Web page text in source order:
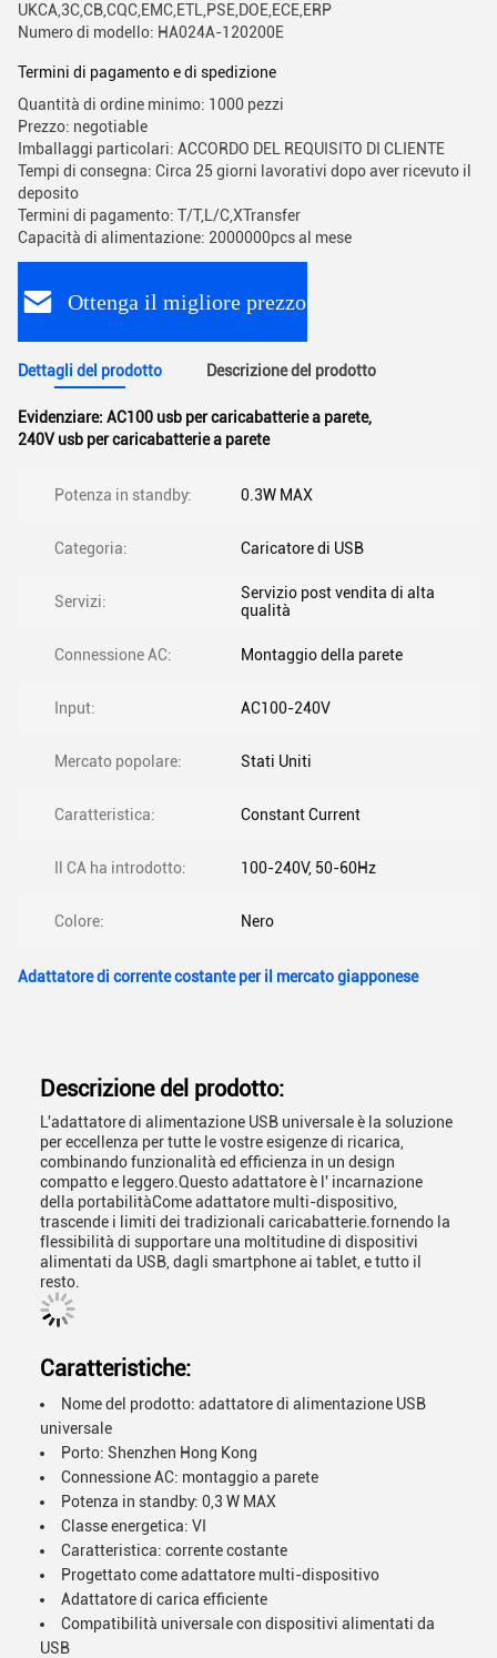
UKCA,3C,CB,CQC,EMC,ETL,PSE,DOE,ECE,ERP
Numero di modello: HA024A-120200E
Termini di pagamento e di spedizione
Quantità di ordine minimo: 1000 pezzi
Prezzo: negotiable
Imballaggi particolari: ACCORDO DEL REQUISITO DI CLIENTE
Tempi di consegna: Circa 25 giorni lavorativi dopo aver ricevuto il
deposito
Termini di pagamento: T/T,L/C,XTransfer
Capacità di alimentazione: 2000000pcs al mese
Ottenga il migliore prezzo
Dettagli del prodotto Descrizione del prodotto
Evidenziare: AC100 usb per caricabatterie a parete,
240V usb per caricabatterie a parete
Potenza in standby: 0.3W MAX
Categoria: Caricatore di USB
Servizi:
Servizio post vendita di alta
qualità
Connessione AC: Montaggio della parete
Input: AC100-240V
Mercato popolare: Stati Uniti
Caratteristica: Constant Current
Il CA ha introdotto: 100-240V, 50-60Hz
Colore: Nero
Adattatore di corrente costante per il mercato giapponese
Descrizione del prodotto:
L'adattatore di alimentazione USB universale è la soluzione
per eccellenza per tutte le vostre esigenze di ricarica,
combinando funzionalità ed efficienza in un design
compatto e leggero.Questo adattatore è l' incarnazione
della portabilitàCome adattatore multi-dispositivo,
trascende i limiti dei tradizionali caricabatterie.fornendo la
flessibilità di supportare una moltitudine di dispositivi
alimentati da USB, dagli smartphone ai tablet, e tutto il
resto.
Caratteristiche:
Nome del prodotto: adattatore di alimentazione USB
universale
Porto: Shenzhen Hong Kong
Connessione AC: montaggio a parete
Potenza in standby: 0,3 W MAX
Classe energetica: VI
Caratteristica: corrente costante
Progettato come adattatore multi-dispositivo
Adattatore di carica efficiente
Compatibilità universale con dispositivi alimentati da
USB